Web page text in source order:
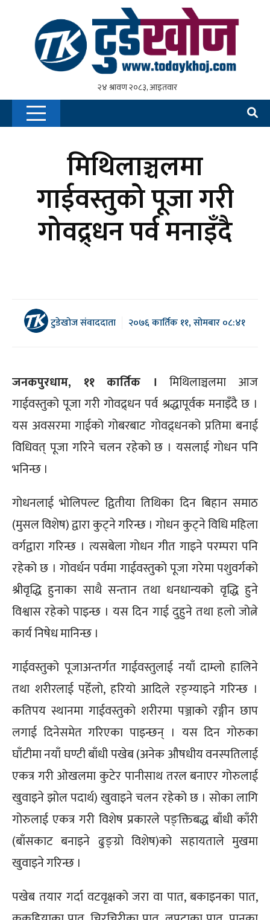
मिथिलाञ्चलमा
गाईवस्तुको पूजा गरी
गोवद्र्धन पर्व मनाइँदै
टुडेखोज संवाददाता २०७६ कार्तिक ११, सोमबार ०८:४१
जनकपुरधाम, ११ कार्तिक । मिथिलाञ्चलमा आज
गाईवस्तुको पूजा गरी गोवद्र्धन पर्व श्रद्धापूर्वक मनाइँदै छ ।
यस अवसरमा गाईको गोबरबाट गोवद्र्धनको प्रतिमा बनाई
विधिवत् पूजा गरिने चलन रहेको छ । यसलाई गोधन पनि
भनिन्छ ।
गोधनलाई भोलिपल्ट द्वितीया तिथिका दिन बिहान समाठ
(मुसल विशेष) द्वारा कुट्ने गरिन्छ । गोधन कुट्ने विधि महिला
वर्गद्वारा गरिन्छ । त्यसबेला गोधन गीत गाइने परम्परा पनि
रहेको छ । गोवर्धन पर्वमा गाईवस्तुको पूजा गरेमा पशुवर्गको
श्रीवृद्धि हुनाका साथै सन्तान तथा धनधान्यको वृद्धि हुने
विश्वास रहेको पाइन्छ । यस दिन गाई दुहुने तथा हलो जोत्ने
कार्य निषेध मानिन्छ ।
गाईवस्तुको पूजाअन्तर्गत गाईवस्तुलाई नयाँ दाम्लो हालिने
तथा शरीरलाई पहेँलो, हरियो आदिले रङ्ग्याइने गरिन्छ ।
कतिपय स्थानमा गाईवस्तुको शरीरमा पञ्जाको रङ्गीन छाप
लगाई दिनेसमेत गरिएका पाइन्छन् । यस दिन गोरुका
घाँटीमा नयाँ घण्टी बाँधी पखेब (अनेक औषधीय वनस्पतिलाई
एकत्र गरी ओखलमा कुटेर पानीसाथ तरल बनाएर गोरुलाई
खुवाइने झोल पदार्थ) खुवाइने चलन रहेको छ । सोका लागि
गोरुलाई एकत्र गरी विशेष प्रकारले पङ्क्तिबद्ध बाँधी काँरी
(बाँसकाट बनाइने ढुङ्ग्रो विशेष)को सहायताले मुखमा
खुवाइने गरिन्छ ।
पखेब तयार गर्दा वटवृक्षको जरा वा पात, बकाइनका पात,